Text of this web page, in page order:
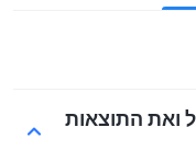
ואת התוצאות